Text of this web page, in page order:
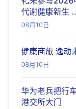
代谢健康新生
08月10日
健康商旅 逸动
08月10日
华为老兵把行
港交所大门